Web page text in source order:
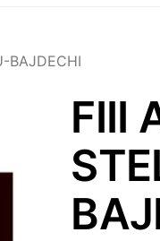
BAJDECHI
FIII